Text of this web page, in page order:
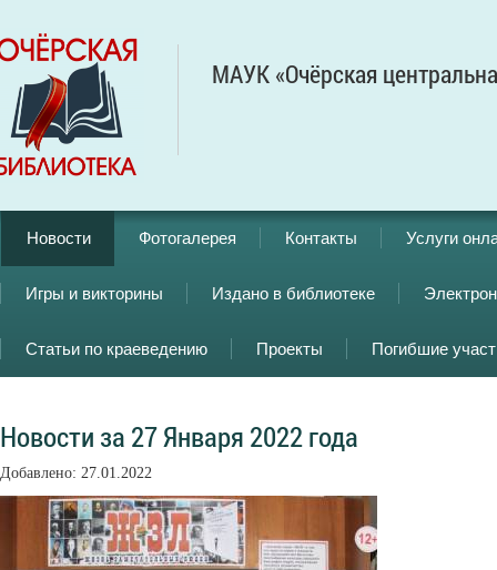
МАУК «Очёрская
Новости Фотогалерея Контакты Услуги
Игры и викторины Издано в библиотеке
Статьи по краеведению Проекты Погибшие
Новости за 27 Января 2022 года
Добавлено: 27.01.2022